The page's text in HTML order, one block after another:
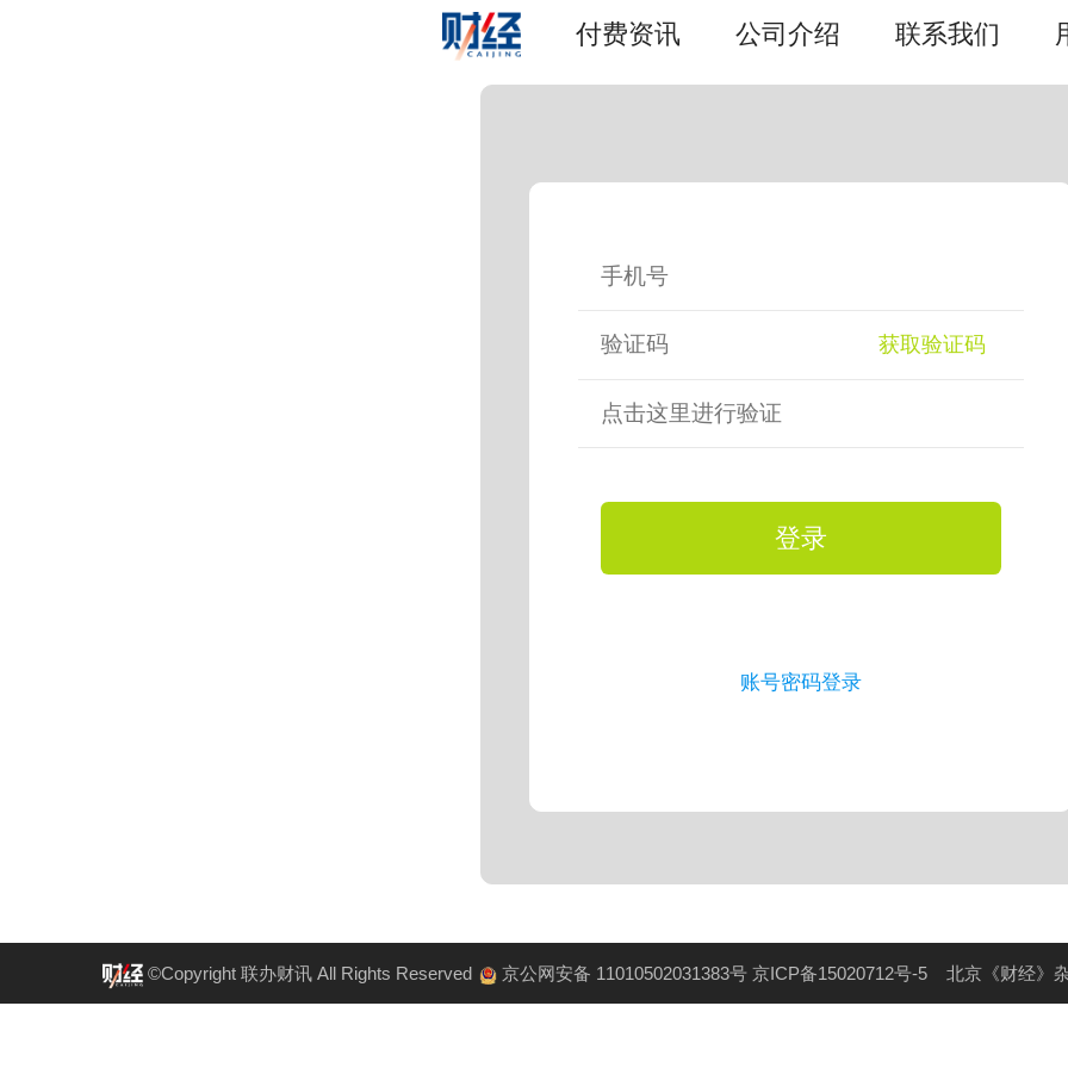
付费资讯 公司介绍 联系我们
获取验证码
点击这里进行验证
登录
账号密码登录
©Copyright 联办财讯 All Rights Reserved 京公网安备 11010502031383号京ICP备15020712号-5 北京《财经》